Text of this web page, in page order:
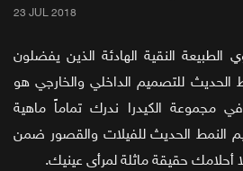
23 JUL 2018
النقية الهادئة الذين يفضلون
الحديث للتصميم الداخلي والخارجي هو
مجموعة الكيدرا ندرك تماماً ماهية
النمط الحديث للفيلات والقصور ضمن
أحلامك حقيقة ماثلة لمرأى عينيك.